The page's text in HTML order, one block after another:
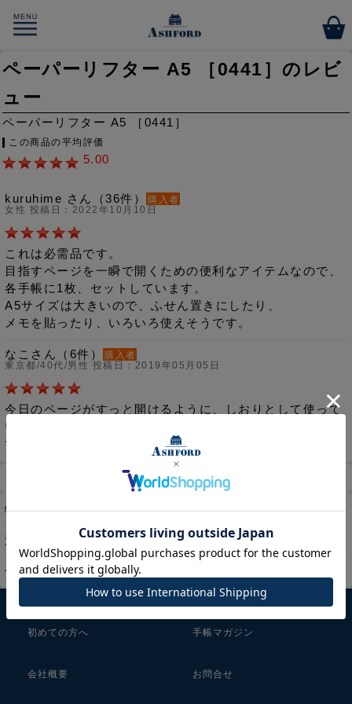
ペーパーリフター A5 ［0441］のレビ
ュー
ペーパーリフター A5 ［0441］
この商品の平均評価
5.00
kuruhime さん（36件）
購入者
女性 投稿日：2022年10月10日
これは必需品です。
目指すページを一瞬で開くための便利なアイテムなので、
各手帳に1枚、セットしています。
A5サイズは大きいので、ふせん置きにしたり、
メモを貼ったり、いろいろ使えそうです。
なこさん（6件）
購入者
東京都/40代/男性 投稿日：2019年05月05日
今日のページがすっと開けるように、しおりとして使って
います。リングを開け閉めしなくてもいいところが便利で
す。
マイページ
特定商取引法に基づく表示
送料とお支払い方法について
個人情報の取扱いについて
初めての方へ 手帳マガジン
会社概要 お問合せ